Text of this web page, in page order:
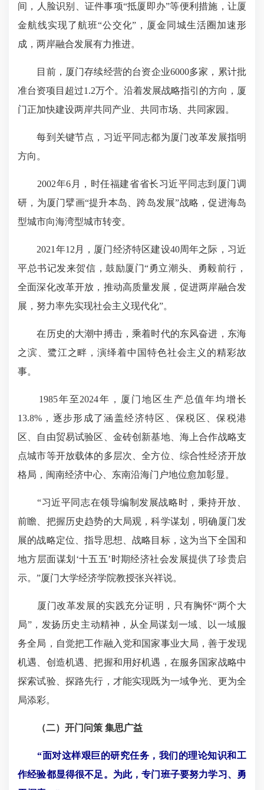
间，人脸识别、证件事项“抵厦即办”等便利措施，让厦
金航线实现了航班“公交化”，厦金同城生活圈加速形
成，两岸融合发展有力推进。
目前，厦门存续经营的台资企业6000多家，累计批
准台资项目超过1.2万个。沿着发展战略指引的方向，厦
门正加快建设两岸共同产业、共同市场、共同家园。
每到关键节点，习近平同志都为厦门改革发展指明
方向。
2002年6月，时任福建省省长习近平同志到厦门调
研，为厦门擘画“提升本岛、跨岛发展”战略，促进海岛
型城市向海湾型城市转变。
2021年12月，厦门经济特区建设40周年之际，习近
平总书记发来贺信，鼓励厦门“勇立潮头、勇毅前行，
全面深化改革开放，推动高质量发展，促进两岸融合发
展，努力率先实现社会主义现代化”。
在历史的大潮中搏击，乘着时代的东风奋进，东海
之滨、鹭江之畔，演绎着中国特色社会主义的精彩故
事。
1985年至2024年，厦门地区生产总值年均增长
13.8%，逐步形成了涵盖经济特区、保税区、保税港
区、自由贸易试验区、金砖创新基地、海上合作战略支
点城市等开放载体的多层次、全方位、综合性经济开放
格局，闽南经济中心、东南沿海门户地位愈加彰显。
“习近平同志在领导编制发展战略时，秉持开放、
前瞻、把握历史趋势的大局观，科学谋划，明确厦门发
展的战略定位、指导思想、战略目标，这为当下全国和
地方层面谋划‘十五五’时期经济社会发展提供了珍贵启
示。”厦门大学经济学院教授张兴祥说。
厦门改革发展的实践充分证明，只有胸怀“两个大
局”，发扬历史主动精神，从全局谋划一域、以一域服
务全局，自觉把工作融入党和国家事业大局，善于发现
机遇、创造机遇、把握和用好机遇，在服务国家战略中
探索试验、探路先行，才能实现既为一域争光、更为全
局添彩。
（二）开门问策 集思广益
“面对这样艰巨的研究任务，我们的理论知识和工
作经验都显得很不足。为此，专门班子要努力学习、勇